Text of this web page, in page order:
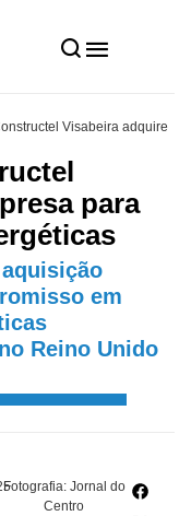
Visabeira adquire
para
em
Reino Unido
Fotografia: Jornal do
Centro